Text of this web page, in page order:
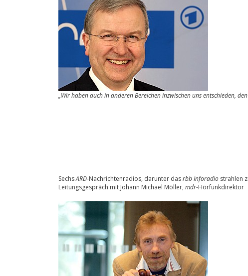
„Wir haben auch in anderen Bereichen inzwischen uns entschieden,
SechsARD-Nachrichtenradios, darunter dasrbb Inforadio strahlen
Leitungsgespräch mit Johann Michael Möller, mdr-Hörfunkdirektor